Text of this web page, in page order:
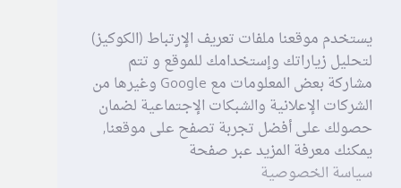
يستخدم موقعنا ملفات تعريف الإرتباط (الكوكيز)
لتحليل زياراتك وإستخدامك للموقع و تتم
مشاركة بعض المعلومات مع Google وغيرها من
الشركات الإعلانية والشبكات الإجتماعية لضمان
حصولك على أفضل تجربة تصفح على موقعنا,
يمكنك معرفة المزيد عبر صفحة
سياسة الخصوصية